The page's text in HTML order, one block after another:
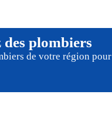
plombiers
de votre région pour